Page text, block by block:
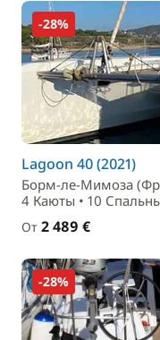
-28%
Lagoon 40 (2021)
Борм-ле-Мимоза
4 Каюты • 10
От 2 489 €
-28%